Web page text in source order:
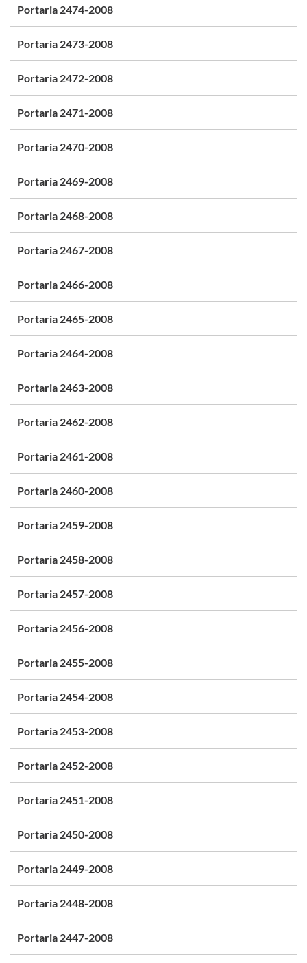
Portaria 2474-2008
Portaria 2473-2008
Portaria 2472-2008
Portaria 2471-2008
Portaria 2470-2008
Portaria 2469-2008
Portaria 2468-2008
Portaria 2467-2008
Portaria 2466-2008
Portaria 2465-2008
Portaria 2464-2008
Portaria 2463-2008
Portaria 2462-2008
Portaria 2461-2008
Portaria 2460-2008
Portaria 2459-2008
Portaria 2458-2008
Portaria 2457-2008
Portaria 2456-2008
Portaria 2455-2008
Portaria 2454-2008
Portaria 2453-2008
Portaria 2452-2008
Portaria 2451-2008
Portaria 2450-2008
Portaria 2449-2008
Portaria 2448-2008
Portaria 2447-2008